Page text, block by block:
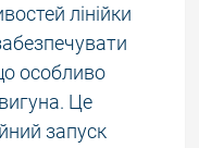
лінійки
особливо
Це
запуск